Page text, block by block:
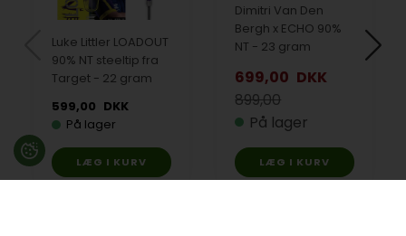
Luke Littler LOADOUT
90% NT steeltip fra
Target - 22 gram
599,00 DKK
På lager
Dimitri Van Den
Bergh x ECHO 90%
NT - 23 gram
699,00 DKK
899,00
På lager